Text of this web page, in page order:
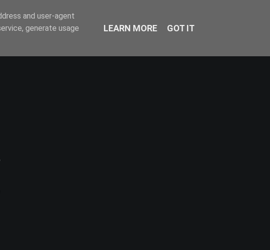
and user-agent
generate usage
LEARN MORE GOT IT